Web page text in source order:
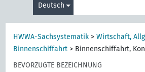
Deutsch
HWWA-Sachsystematik >Wirtschaft,
Binnenschiffahrt > Binnenschiffahrt,
BEVORZUGTE BEZEICHNUNG